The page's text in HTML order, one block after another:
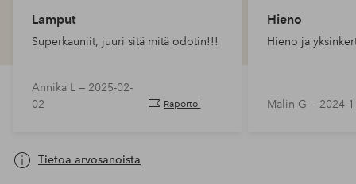
Lamput
Superkauniit, juuri sitä mitä odotin!!!
Annika L — 2025-02-
02
Raportoi
Hieno
Hieno ja
Malin G — 2024-
Tietoa arvosanoista